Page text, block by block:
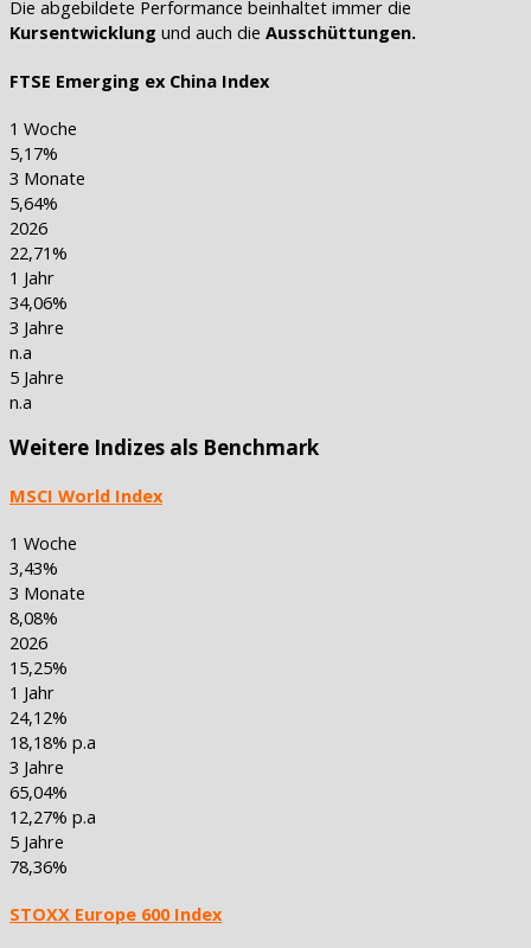
Die abgebildete Performance beinhaltet immer die
Kursentwicklung und auch die Ausschüttungen.
FTSE Emerging ex China Index
1 Woche
5,17%
3 Monate
5,64%
2026
22,71%
1 Jahr
34,06%
3 Jahre
n.a
5 Jahre
n.a
Weitere Indizes als Benchmark
MSCI World Index
1 Woche
3,43%
3 Monate
8,08%
2026
15,25%
1 Jahr
24,12%
18,18% p.a
3 Jahre
65,04%
12,27% p.a
5 Jahre
78,36%
STOXX Europe 600 Index